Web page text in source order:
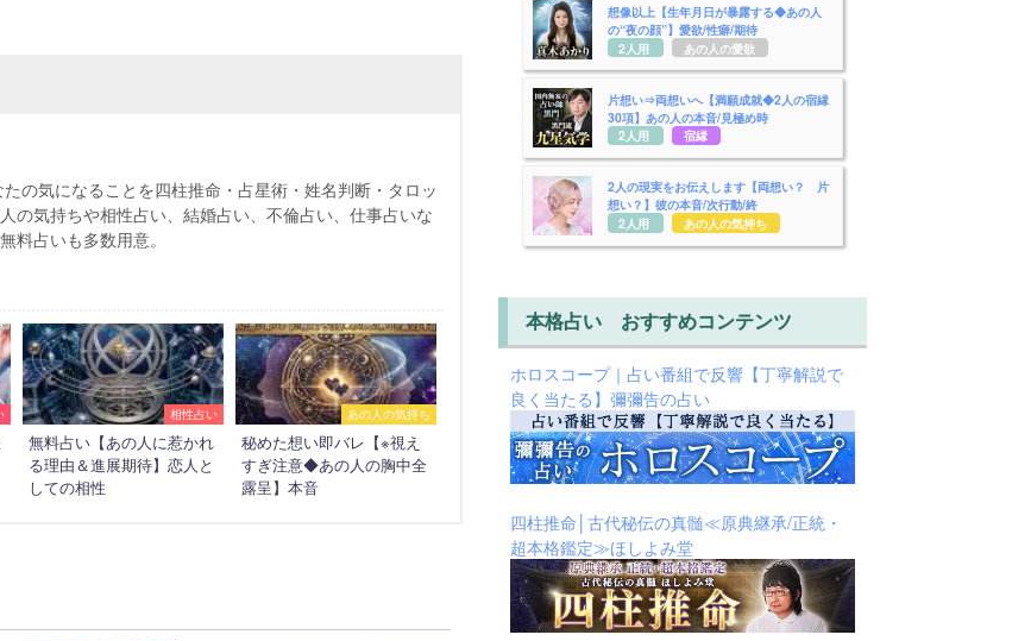
の気になることを四柱推命・占星術・姓名判断・タロッ
の気持ちや相性占い、結婚占い、不倫占い、仕事占いな
料占いも多数用意。
相性占い
無料占い【あの人に惹かれ
る理由＆進展期待】恋人と
しての相性
あの人の気持ち
秘めた想い即バレ【※視え
すぎ注意◆あの人の胸中全
露呈】本音
想像以上【生年月日が暴露する◆あの人
の“夜の顔”】愛欲/性癖/期待
2人用
あの人の愛欲
片想い⇒両想いへ【満願成就◆2人の宿縁
30項】あの人の本音/見極め時
2人用
宿縁
2人の現実をお伝えします【両想い？ 片
想い？】彼の本音/次行動/終
2人用
あの人の気持ち
本格占い おすすめコンテンツ
ホロスコープ｜占い番組で反響【丁寧解説で
良く当たる】彌彌告の占い
四柱推命│古代秘伝の真髄≪原典継承/正統・
超本格鑑定≫ほしよみ堂